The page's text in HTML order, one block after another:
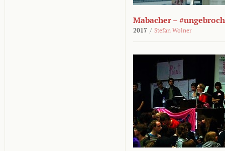
Mabacher –
2017 / Stefan Wolner